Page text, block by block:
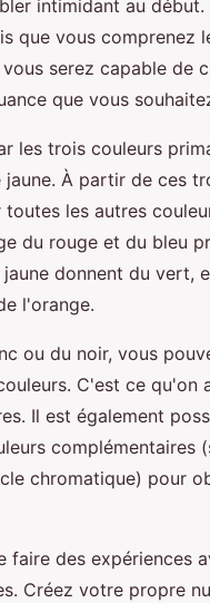
intimidant au début.
que vous comprenez
serez capable de
que vous
les trois couleurs
jaune. À partir de ces
les autres
du rouge et du bleu
donnent du vert,
l'orange.
ou du noir, vous
C'est ce qu'on
Il est également
complémentaires
chromatique) pour
faire des expériences
Créez votre propre